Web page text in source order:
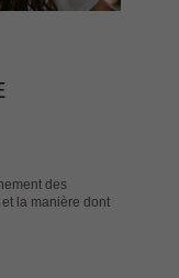
des
la manière dont